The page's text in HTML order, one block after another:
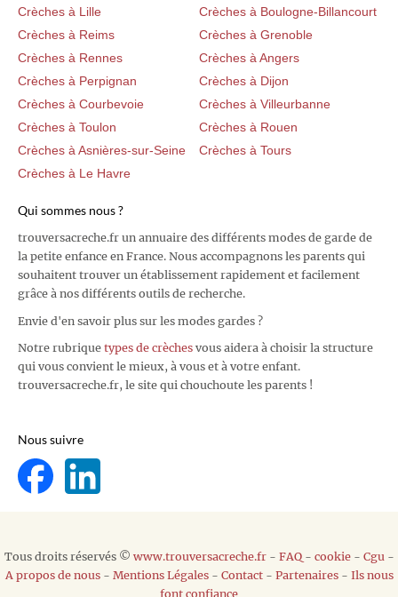
Crèches à Lille
Crèches à Boulogne-Billancourt
Crèches à Reims
Crèches à Grenoble
Crèches à Rennes
Crèches à Angers
Crèches à Perpignan
Crèches à Dijon
Crèches à Courbevoie
Crèches à Villeurbanne
Crèches à Toulon
Crèches à Rouen
Crèches à Asnières-sur-Seine
Crèches à Tours
Crèches à Le Havre
Qui sommes nous ?
trouversacreche.fr un annuaire des différents modes de garde de
la petite enfance en France. Nous accompagnons les parents qui
souhaitent trouver un établissement rapidement et facilement
grâce à nos différents outils de recherche.
Envie d'en savoir plus sur les modes gardes ?
Notre rubrique types de crèches vous aidera à choisir la structure
qui vous convient le mieux, à vous et à votre enfant.
trouversacreche.fr, le site qui chouchoute les parents !
Nous suivre
Tous droits réservés © www.trouversacreche.fr- FAQ- cookie- Cgu -
A propos de nous- Mentions Légales- Contact- Partenaires- Ils nous
font confiance